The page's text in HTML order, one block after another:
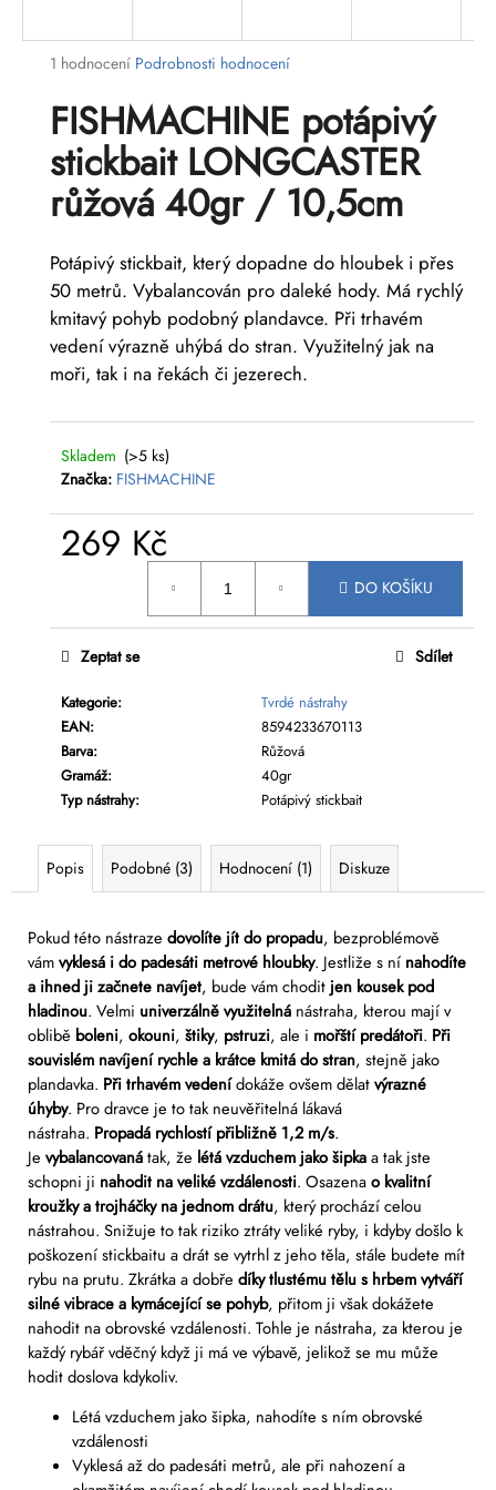
Průměrné
produktu
je
4,0
z
5
1 hodnocení Podrobnosti hodnocení
FISHMACHINE potápivý
stickbait LONGCASTER
růžová 40gr / 10,5cm
Potápivý stickbait, který dopadne do hloubek i přes
50 metrů. Vybalancován pro daleké hody. Má rychlý
kmitavý pohyb podobný plandavce. Při trhavém
vedení výrazně uhýbá do stran. Využitelný jak na
moři, tak i na řekách či jezerech.
Skladem (>5 ks)
Značka: FISHMACHINE
269 Kč
DO KOŠÍKU
Kategorie:
Tvrdé nástrahy
EAN:
8594233670113
Barva:
Růžová
Gramáž:
40gr
Typ nástrahy: Potápivý stickbait
Zeptat se Sdílet
Popis Podobné (3) Hodnocení (1) Diskuze
Pokud této nástraze dovolíte jít do propadu, bezproblémově
vámvyklesá i do padesáti metrové hloubky. Jestliže s ní nahodíte
a ihned ji začnete navíjet, bude vám chodit jen kousek pod
hladinou. Velmi univerzálně využitelná nástraha, kterou mají v
oblibě boleni, okouni, štiky, pstruzi, ale i mořští predátoři. Při
souvislém navíjení rychle a krátce kmitá do stran, stejně jako
plandavka. Při trhavém vedenídokáže ovšem dělatvýrazné
úhyby. Pro dravce je to tak neuvěřitelná lákavá
nástraha. Propadá rychlostí přibližně 1,2 m/s.
Je vybalancovanátak, že létá vzduchem jako šipkaa tak jste
schopni ji nahodit na veliké vzdálenosti. Osazenao kvalitní
kroužky a trojháčky na jednom drátu, který prochází celou
nástrahou. Snižuje to tak riziko ztráty veliké ryby, i kdyby došlo k
poškození stickbaitu a drát se vytrhl z jeho těla, stále budete mít
rybu na prutu. Zkrátka a dobře díky tlustému tělu s hrbem vytváří
silné vibrace a kymácející se pohyb, přitom ji však dokážete
nahodit na obrovské vzdálenosti. Tohle je nástraha, za kterou je
každý rybář vděčný když ji má ve výbavě, jelikož se mu může
hodit doslova kdykoliv.
Létá vzduchem jako šipka, nahodíte s ním obrovské
vzdálenosti
Vyklesá až do padesáti metrů, ale při nahození a
HLEDAT